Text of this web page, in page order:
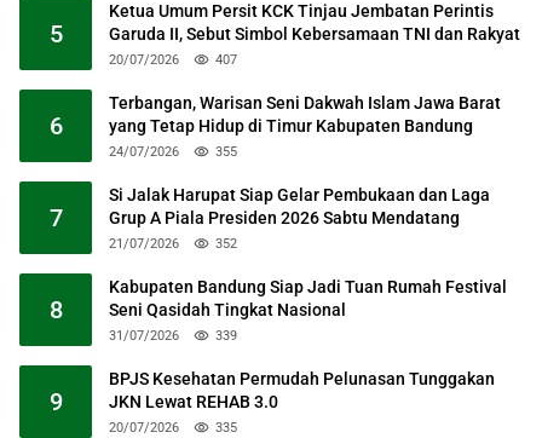
5
Ketua Umum Persit KCK Tinjau Jembatan Perintis
Garuda II, Sebut Simbol Kebersamaan TNI dan Rakyat
20/07/2026 407
6
Terbangan, Warisan Seni Dakwah Islam Jawa Barat
yang Tetap Hidup di Timur Kabupaten Bandung
24/07/2026 355
7
Si Jalak Harupat Siap Gelar Pembukaan dan Laga
Grup A Piala Presiden 2026 Sabtu Mendatang
21/07/2026 352
8
Kabupaten Bandung Siap Jadi Tuan Rumah Festival
Seni Qasidah Tingkat Nasional
31/07/2026 339
9
BPJS Kesehatan Permudah Pelunasan Tunggakan
JKN Lewat REHAB 3.0
20/07/2026 335